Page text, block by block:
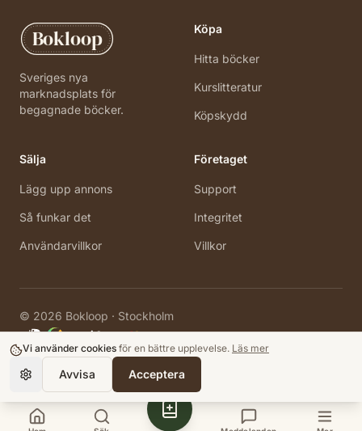
Bokloop
Sveriges nya
marknadsplats för
begagnade böcker.
Köpa
Hitta böcker
Kurslitteratur
Köpskydd
Sälja
Lägg upp annons
Så funkar det
Användarvillkor
Företaget
Support
Integritet
Villkor
© 2026 Bokloop · Stockholm
Vi använder cookies för en bättre upplevelse. Läs mer
Avvisa Acceptera